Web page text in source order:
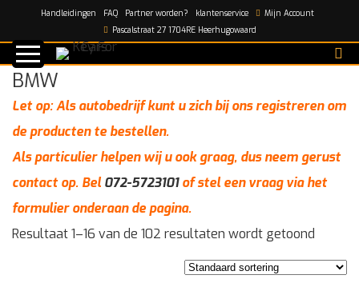
Handleidingen FAQ Partner worden? klantenservice
Mijn Account
Pascalstraat 27 1704RE Heerhugowaard
Home/Automerken/BMW
BMW
Let op: Als autobedrijf kunt u zich bij ons registreren om
de producten te bestellen.
Als particulier helpen wij u ook graag, dus neem gerust
contact op. Bel072-5723101of stel een vraag via het
formulier onderaan de pagina.
Resultaat 1–16 van de 102 resultaten wordt getoond